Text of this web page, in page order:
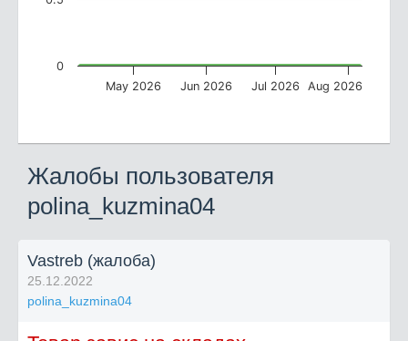
May 2026 Jun 2026 Jul 2026 Aug 2026
0
Жалобы пользователя
polina_kuzmina04
Vastreb (жалоба)
25.12.2022
polina_kuzmina04